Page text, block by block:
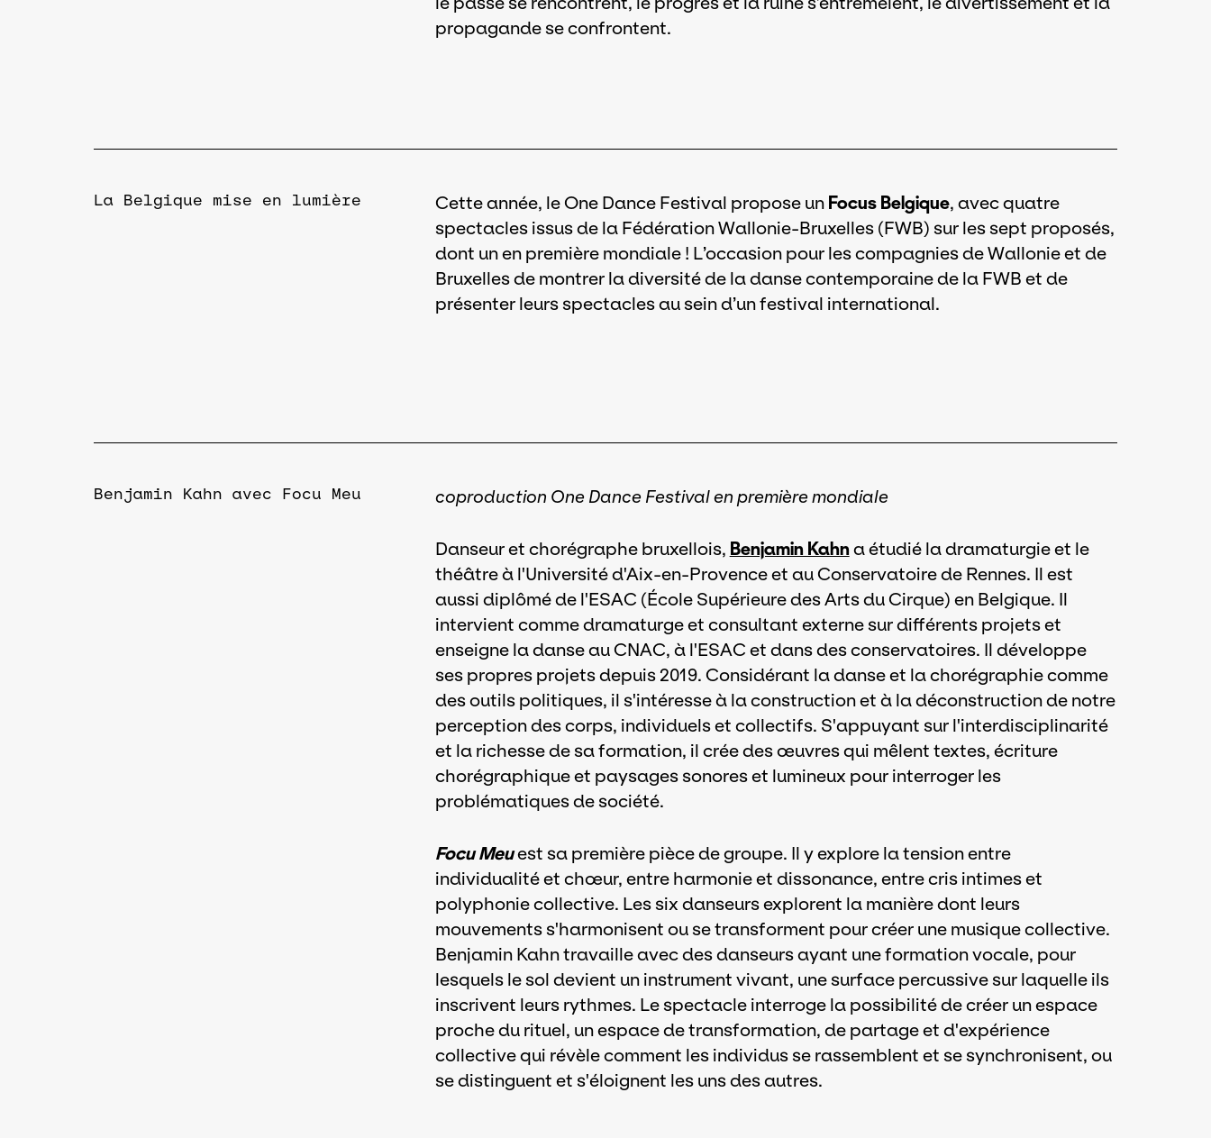
propagande se confrontent.
La Belgique mise en lumière Cette année, le One Dance Festival propose un Focus Belgique, avec quatre
spectacles issus de la Fédération Wallonie-Bruxelles (FWB) sur les sept proposés,
dont un en première mondiale ! L’occasion pour les compagnies de Wallonie et de
Bruxelles de montrer la diversité de la danse contemporaine de la FWB et de
présenter leurs spectacles au sein d’un festival international.
Benjamin Kahn avec Focu Meu coproduction One Dance Festival en première mondiale
Danseur et chorégraphe bruxellois, Benjamin Kahna étudié la dramaturgie et le
théâtre à l'Université d'Aix-en-Provence et au Conservatoire de Rennes. Il est
aussi diplômé de l'ESAC (École Supérieure des Arts du Cirque) en Belgique. Il
intervient comme dramaturge et consultant externe sur différents projets et
enseigne la danse au CNAC, à l'ESAC et dans des conservatoires. Il développe
ses propres projets depuis 2019. Considérant la danse et la chorégraphie comme
des outils politiques, il s'intéresse à la construction et à la déconstruction de notre
perception des corps, individuels et collectifs. S'appuyant sur l'interdisciplinarité
et la richesse de sa formation, il crée des œuvres qui mêlent textes, écriture
chorégraphique et paysages sonores et lumineux pour interroger les
problématiques de société.
Focu Meuest sa première pièce de groupe. Il y explore la tension entre
individualité et chœur, entre harmonie et dissonance, entre cris intimes et
polyphonie collective. Les six danseurs explorent la manière dont leurs
mouvements s'harmonisent ou se transforment pour créer une musique collective.
Benjamin Kahn travaille avec des danseurs ayant une formation vocale, pour
lesquels le sol devient un instrument vivant, une surface percussive sur laquelle ils
inscrivent leurs rythmes. Le spectacle interroge la possibilité de créer un espace
proche du rituel, un espace de transformation, de partage et d'expérience
collective qui révèle comment les individus se rassemblent et se synchronisent, ou
se distinguent et s'éloignent les uns des autres.